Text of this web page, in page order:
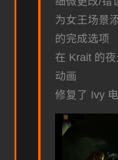
为女王场景
的完成选项
在 Krait 的
动画
修复了 Ivy